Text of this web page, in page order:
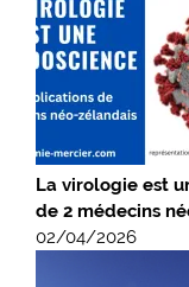
La virologie est
de 2 médecins
02/04/2026